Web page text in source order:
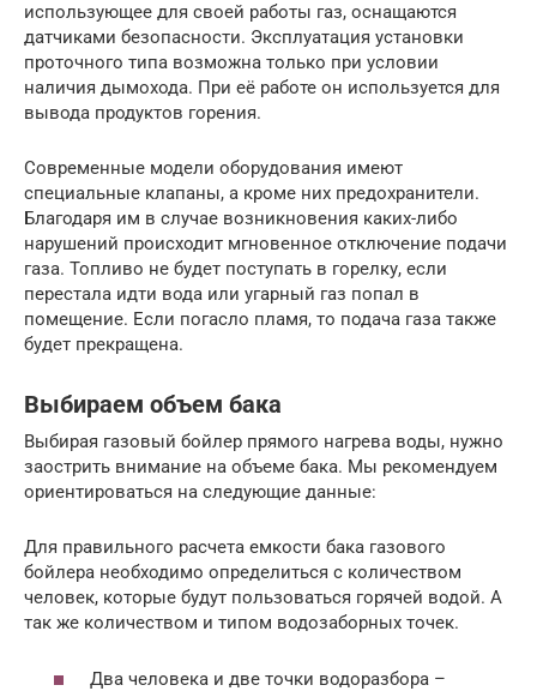
использующее для своей работы газ, оснащаются
датчиками безопасности. Эксплуатация установки
проточного типа возможна только при условии
наличия дымохода. При её работе он используется для
вывода продуктов горения.
Современные модели оборудования имеют
специальные клапаны, а кроме них предохранители.
Благодаря им в случае возникновения каких-либо
нарушений происходит мгновенное отключение подачи
газа. Топливо не будет поступать в горелку, если
перестала идти вода или угарный газ попал в
помещение. Если погасло пламя, то подача газа также
будет прекращена.
Выбираем объем бака
Выбирая газовый бойлер прямого нагрева воды, нужно
заострить внимание на объеме бака. Мы рекомендуем
ориентироваться на следующие данные:
Для правильного расчета емкости бака газового
бойлера необходимо определиться с количеством
человек, которые будут пользоваться горячей водой. А
так же количеством и типом водозаборных точек.
Два человека и две точки водоразбора –